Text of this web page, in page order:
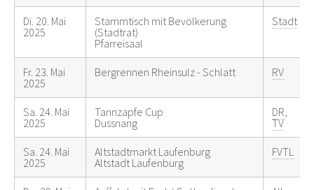
Di. 20. Mai
2025
Stammtisch mit Bevölkerung
(Stadtrat)
Pfarreisaal
Stadt
Fr. 23. Mai
2025
Bergrennen Rheinsulz - Schlatt RV
Sa. 24. Mai
2025
Tannzapfe Cup
Dussnang
DR
TV
Sa. 24. Mai
2025
Altstadtmarkt Laufenburg
Altstadt Laufenburg
FVTL